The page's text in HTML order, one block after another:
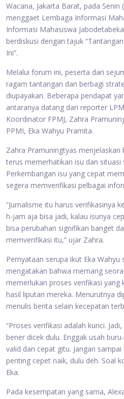
Wacana, Jakarta Barat, pada Senin
menggaet Lembaga Informasi
Informasi Mahasiswa
berdiskusi dengan tajuk
Ini”.
Melalui forum ini, peserta dari
ragam tantangan dan berbagi
diupayakan. Beberapa pendapat
antaranya datang dari reporter
Koordinator FPMJ, Zahra
PPMI, Eka Wahyu Pramita.
Zahra Pramuningtyas
terus memerhatikan isu dan situasi
Perkembangan isu yang cepat
segera memverifikasi pelbagai
“Jurnalisme itu harus verifikasinya
h-jam aja bisa jadi, kalau isunya
bisa perubahan signifikan banget
memverifikasi itu,” ujar Zahra.
Pernyataan serupa ikut Eka Wahyu
mengatakan bahwa memang
memerlukan proses verifikasi yang
hasil liputan mereka. Menurutnya
menulis berita selain kecepatan
“Proses verifikasi adalah kunci.
bener dicek dulu. Enggak usah
valid dan cepat gitu. Jangan
penting cepet naik, dulu deh. Soal
Eka.
Pada kesempatan yang sama,